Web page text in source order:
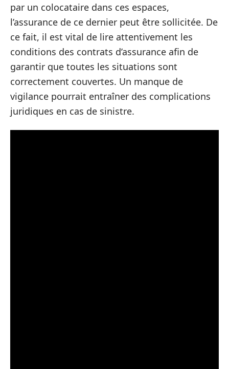
par un colocataire dans ces espaces,
l’assurance de ce dernier peut être sollicitée. De
ce fait, il est vital de lire attentivement les
conditions des contrats d’assurance afin de
garantir que toutes les situations sont
correctement couvertes. Un manque de
vigilance pourrait entraîner des complications
juridiques en cas de sinistre.